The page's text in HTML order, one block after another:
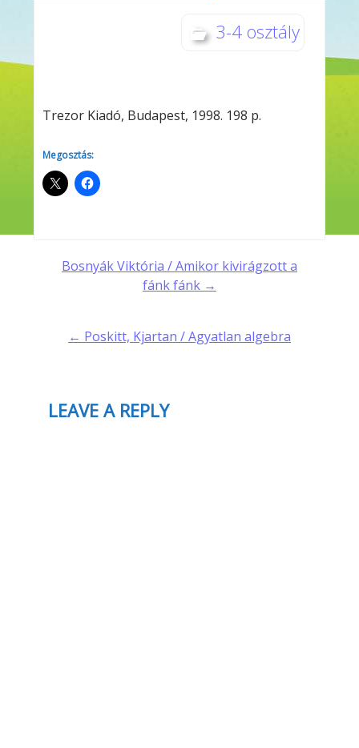
3-4 osztály
Trezor Kiadó, Budapest, 1998. 198 p.
Megosztás:
Post
Bosnyák Viktória / Amikor kivirágzott a
fánk fánk →
← Poskitt, Kjartan / Agyatlan algebra
LEAVE A REPLY